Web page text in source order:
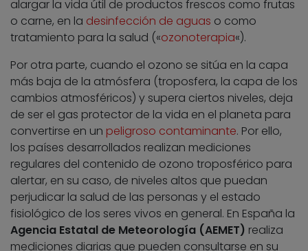
alargar la vida útil de productos frescos como frutas
o carne, en la desinfección de aguas o como
tratamiento para la salud («ozonoterapia«).
Por otra parte, cuando el ozono se sitúa en la capa
más baja de la atmósfera (troposfera, la capa de los
cambios atmosféricos) y supera ciertos niveles, deja
de ser el gas protector de la vida en el planeta para
convertirse en un peligroso contaminante. Por ello,
los países desarrollados realizan mediciones
regulares del contenido de ozono troposférico para
alertar, en su caso, de niveles altos que puedan
perjudicar la salud de las personas y el estado
fisiológico de los seres vivos en general. En España la
Agencia Estatal de Meteorología (AEMET) realiza
mediciones diarias que pueden consultarse en su